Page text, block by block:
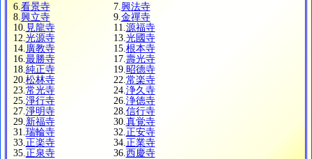
6. 看景寺 7. 興法寺
8. 興立寺 9. 金禪寺
10. 見龍寺 11. 源福寺
12. 光源寺 13. 光國寺
14. 廣教寺 15. 根本寺
16. 最勝寺 17. 壽光寺
18. 純正寺 19. 昭德寺
20. 松林寺 22. 常楽寺
23. 常光寺 24. 浄久寺
25. 淨行寺 26. 浄徳寺
27. 淨明寺 28. 信行寺
29. 新福寺 30. 真覚寺
31. 瑞輪寺 32. 正安寺
33. 正楽寺 34. 正業寺
35. 正泉寺 36. 西慶寺